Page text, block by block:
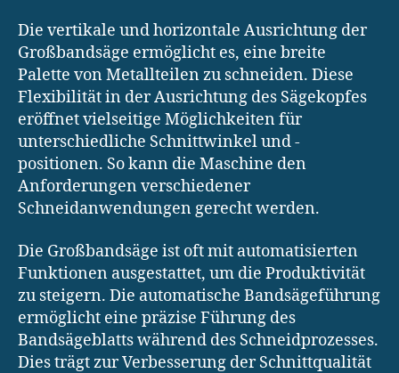
Die vertikale und horizontale Ausrichtung der
Großbandsäge ermöglicht es, eine breite
Palette von Metallteilen zu schneiden. Diese
Flexibilität in der Ausrichtung des Sägekopfes
eröffnet vielseitige Möglichkeiten für
unterschiedliche Schnittwinkel und -
positionen. So kann die Maschine den
Anforderungen verschiedener
Schneidanwendungen gerecht werden.
Die Großbandsäge ist oft mit automatisierten
Funktionen ausgestattet, um die Produktivität
zu steigern. Die automatische Bandsägeführung
ermöglicht eine präzise Führung des
Bandsägeblatts während des Schneidprozesses.
Dies trägt zur Verbesserung der Schnittqualität